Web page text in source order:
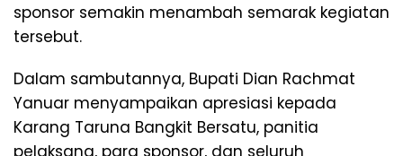
sponsor semakin menambah semarak kegiatan
tersebut.
Dalam sambutannya, Bupati Dian Rachmat
Yanuar menyampaikan apresiasi kepada
Karang Taruna Bangkit Bersatu, panitia
pelaksana, para sponsor, dan seluruh